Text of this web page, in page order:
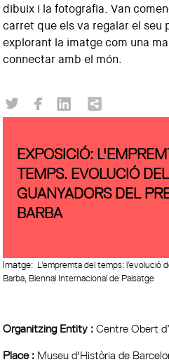
dibuix i la fotografia. Van
carret que els va regalar el seu
explorant la imatge com una
connectar amb el món.
EXPOSICIÓ:
TEMPS. EVOLUCIÓ
GUANYADORS DEL
BARBA
Imatge: L’empremta del temps: l’evolució
Barba, Biennal Internacional de Paisatge
Organitzing Entity :Centre Obert
Place : Museu d'Història de